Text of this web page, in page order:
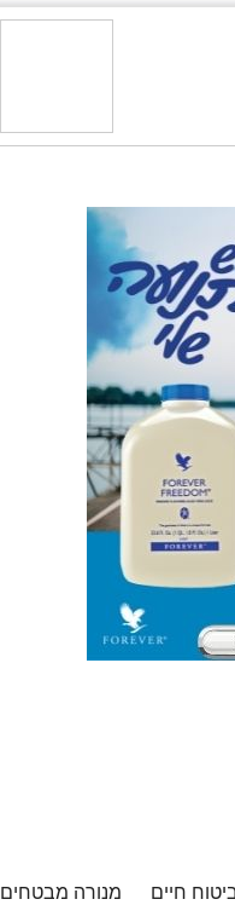
חיים
מנורה מבטחים